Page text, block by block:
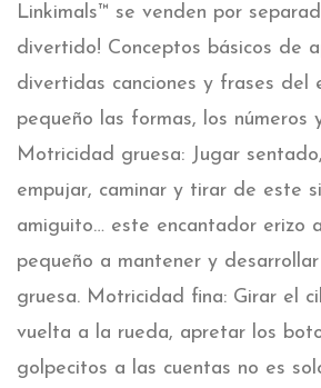
Linkimals™ se venden por
divertido! Conceptos básicos de
divertidas canciones y frases del
pequeño las formas, los números
Motricidad gruesa: Jugar
empujar, caminar y tirar de este
amiguito… este encantador erizo
pequeño a mantener y
gruesa. Motricidad fina: Girar el
vuelta a la rueda, apretar los
golpecitos a las cuentas no es